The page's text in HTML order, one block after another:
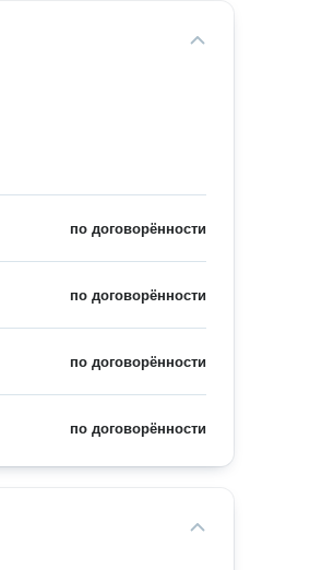
по договорённости
по договорённости
по договорённости
по договорённости